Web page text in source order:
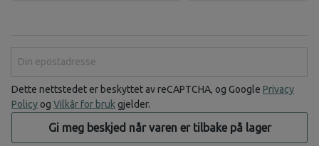
Dette nettstedet er beskyttet av reCAPTCHA, og Google Privacy
Policy og Vilkår for bruk gjelder.
Gi meg beskjed når varen er tilbake på lager